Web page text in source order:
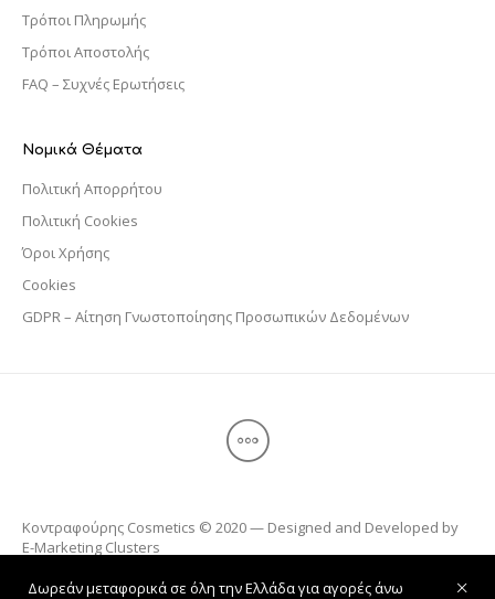
Τρόποι Πληρωμής
Τρόποι Αποστολής
FAQ – Συχνές Ερωτήσεις
Νομικά Θέματα
Πολιτική Απορρήτου
Πολιτική Cookies
Όροι Χρήσης
Cookies
GDPR – Αίτηση Γνωστοποίησης Προσωπικών Δεδομένων
Κοντραφούρης Cosmetics © 2020 — Designed and Developed by
E-Marketing Clusters
Δωρεάν μεταφορικά σε όλη την Ελλάδα για αγορές άνω